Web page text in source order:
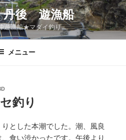
丹後 遊漁船
遊漁船★マダイ釣り
メニュー
釣り
とした本潮でした。潮、風良
食い渋かったです。午後より